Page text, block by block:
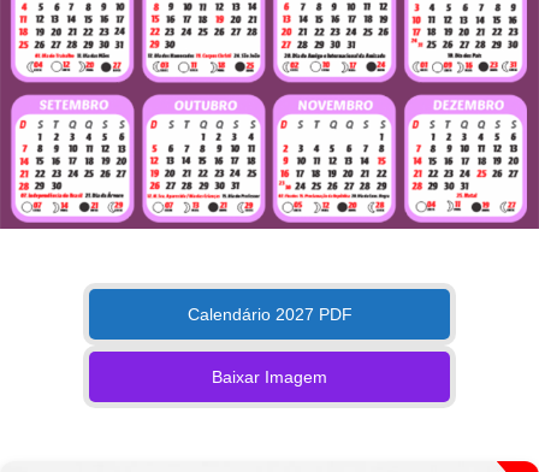
Calendário 2027 PDF
Baixar Imagem